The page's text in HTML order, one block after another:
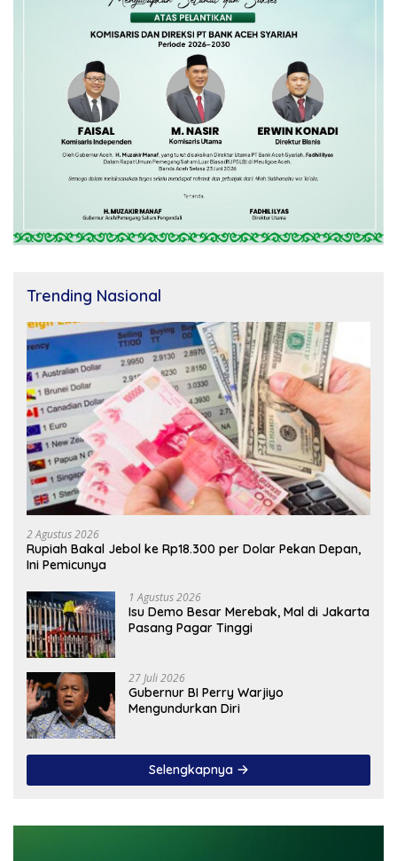
Trending Nasional
2 Agustus 2026
Rupiah Bakal Jebol ke Rp18.300 per Dolar Pekan Depan,
Ini Pemicunya
1 Agustus 2026
Isu Demo Besar Merebak, Mal di Jakarta
Pasang Pagar Tinggi
27 Juli 2026
Gubernur BI Perry Warjiyo
Mengundurkan Diri
Selengkapnya